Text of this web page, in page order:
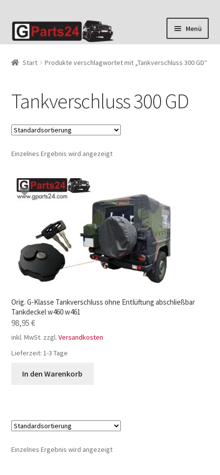
Zur
Navigation
Zum
Inhalt
Menü
Start Produkte verschlagwortet mit „Tankverschluss 300 GD“
Tankverschluss 300 GD
Einzelnes Ergebnis wird angezeigt
Orig. G-Klasse Tankverschluss ohne Entlüftung abschließbar
Tankdeckel w460 w461
98,95€
inkl. MwSt. zzgl. Versandkosten
Lieferzeit: 1-3 Tage
In den Warenkorb
Einzelnes Ergebnis wird angezeigt